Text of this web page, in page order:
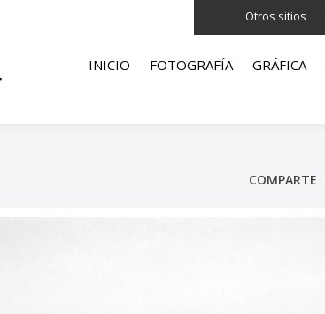
Otros sitios
INICIO FOTOGRAFÍA GRÁFICA
COMPARTE